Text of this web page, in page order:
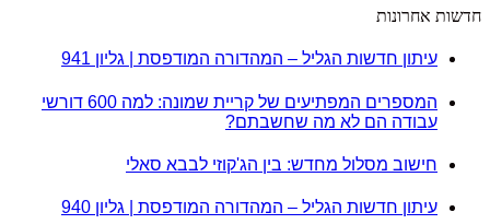
חדשות אחרונות
עיתון חדשות הגליל – המהדורה המודפסת | גליון 941
המספרים המפתיעים של קריית שמונה: למה 600 דורשי
עבודה הם לא מה שחשבתם?
חישוב מסלול מחדש: בין הג'קוזי לבבא סאלי
עיתון חדשות הגליל – המהדורה המודפסת | גליון 940